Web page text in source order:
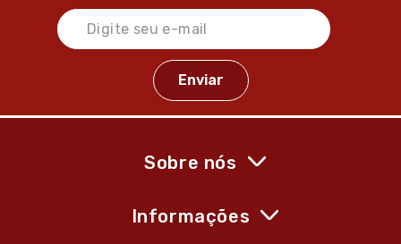
Sobre nós
Informações